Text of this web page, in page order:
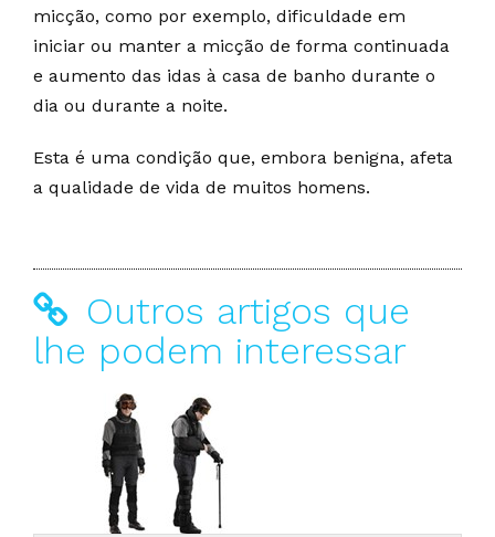
micção, como por exemplo, dificuldade em
iniciar ou manter a micção de forma continuada
e aumento das idas à casa de banho durante o
dia ou durante a noite.
Esta é uma condição que, embora benigna, afeta
a qualidade de vida de muitos homens.
Outros artigos que
lhe podem interessar